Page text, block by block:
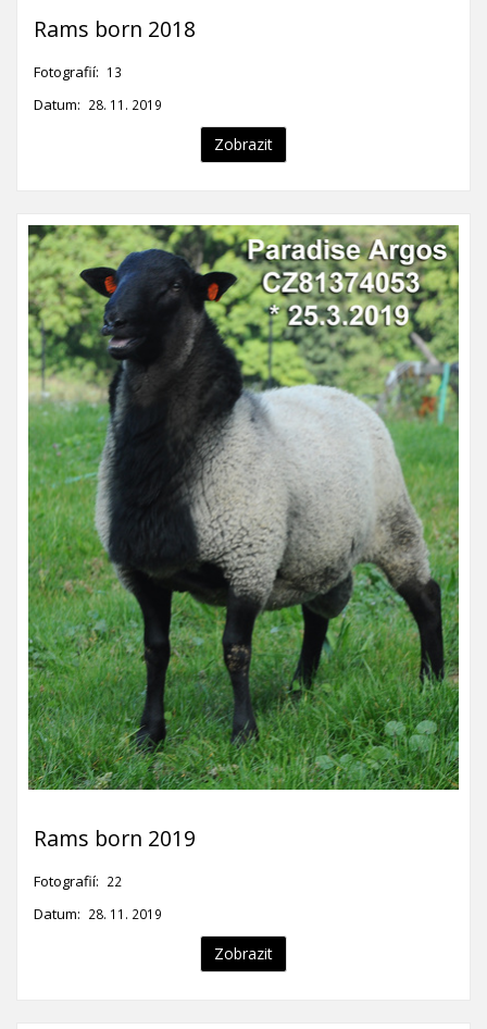
Rams born 2018
Fotografií: 13
Datum: 28. 11. 2019
Zobrazit
Rams born 2019
Fotografií: 22
Datum: 28. 11. 2019
Zobrazit